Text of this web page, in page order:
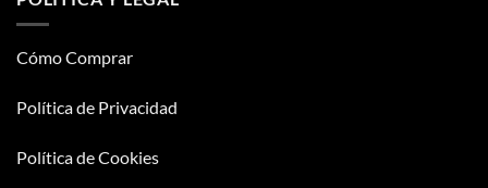
Cómo Comprar
Política de Privacidad
Política de Cookies